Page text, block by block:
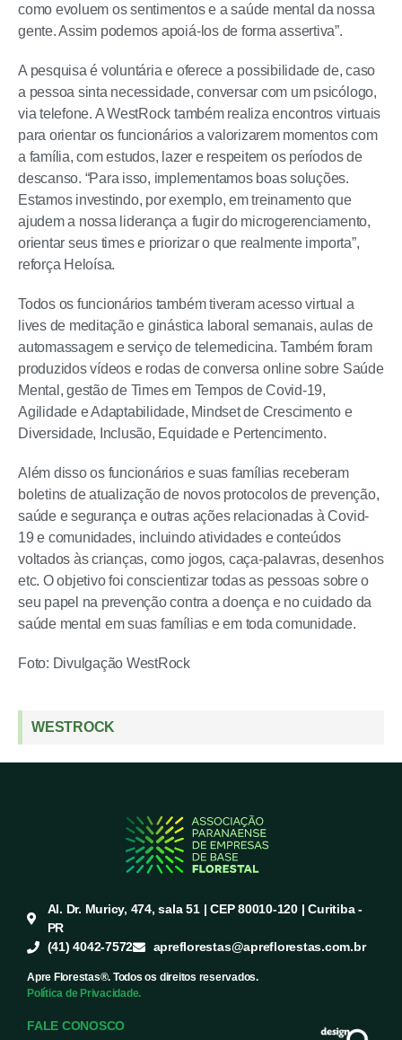
como evoluem os sentimentos e a saúde mental da nossa
gente. Assim podemos apoiá-los de forma assertiva”.
A pesquisa é voluntária e oferece a possibilidade de, caso
a pessoa sinta necessidade, conversar com um psicólogo,
via telefone. A WestRock também realiza encontros virtuais
para orientar os funcionários a valorizarem momentos com
a família, com estudos, lazer e respeitem os períodos de
descanso. “Para isso, implementamos boas soluções.
Estamos investindo, por exemplo, em treinamento que
ajudem a nossa liderança a fugir do microgerenciamento,
orientar seus times e priorizar o que realmente importa”,
reforça Heloísa.
Todos os funcionários também tiveram acesso virtual a
lives de meditação e ginástica laboral semanais, aulas de
automassagem e serviço de telemedicina. Também foram
produzidos vídeos e rodas de conversa online sobre Saúde
Mental, gestão de Times em Tempos de Covid-19,
Agilidade e Adaptabilidade, Mindset de Crescimento e
Diversidade, Inclusão, Equidade e Pertencimento.
Além disso os funcionários e suas famílias receberam
boletins de atualização de novos protocolos de prevenção,
saúde e segurança e outras ações relacionadas à Covid-
19 e comunidades, incluindo atividades e conteúdos
voltados às crianças, como jogos, caça-palavras, desenhos
etc. O objetivo foi conscientizar todas as pessoas sobre o
seu papel na prevenção contra a doença e no cuidado da
saúde mental em suas famílias e em toda comunidade.
Foto: Divulgação WestRock
WESTROCK
Al. Dr. Muricy, 474, sala 51 | CEP 80010-120 | Curitiba -
PR
(41) 4042-7572
apreflorestas@apreflorestas.com.br
Apre Florestas®. Todos os direitos reservados.
Política de Privacidade.
FALE CONOSCO